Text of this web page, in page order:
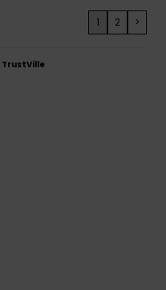
1 2 >
TrustVille